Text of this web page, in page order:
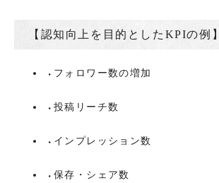
【認知向上を目的としたKPIの例】
フォロワー数の増加
投稿リーチ数
インプレッション数
保存・シェア数